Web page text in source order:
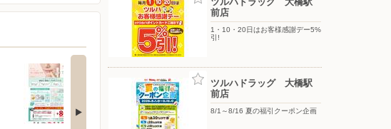
前店
1・10・20日はお客様感謝デー5%
引!
ツルハドラッグ 大橋駅
前店
8/1～8/16 夏の福引クーポン企画